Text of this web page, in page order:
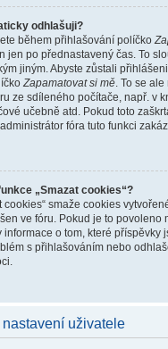
odhlašuji?
během přihlašování políčko
jen po přednastavený čas. To
jiným. Abyste zůstali
Zapamatovat si mě. To se
ze sdíleného počítače, např. v
učebně atd. Pokud toto
fóra tuto funkci
„Smazat cookies“?
cookies“ smaže cookies
ve fóru. Pokud je to povoleno
o tom, které příspěvky
s přihlašováním nebo
uživatele